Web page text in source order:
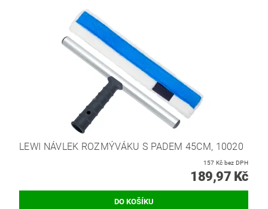
LEWI NÁVLEK ROZMÝVÁKU S PADEM 45CM, 10020
157 Kč bez DPH
189,97 Kč